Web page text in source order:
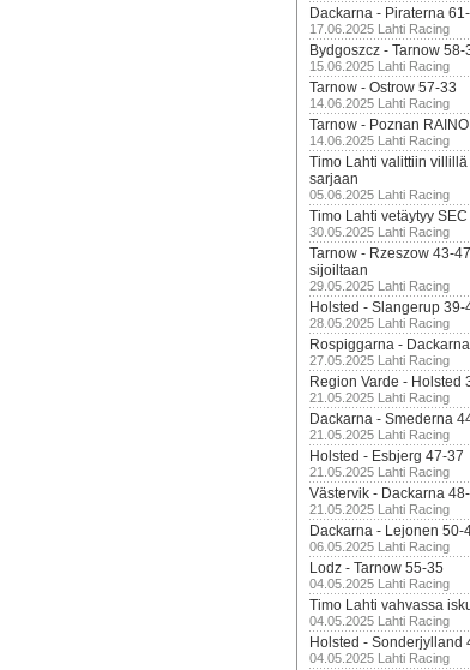
Dackarna - Piraterna
17.06.2025 Lahti Racing
Bydgoszcz - Tarnow 58-
15.06.2025 Lahti Racing
Tarnow - Ostrow 57-33
14.06.2025 Lahti Racing
Tarnow - Poznan
14.06.2025 Lahti Racing
Timo Lahti valittiin
sarjaan
05.06.2025 Lahti Racing
Timo Lahti vetäytyy
30.05.2025 Lahti Racing
Tarnow - Rzeszow 43-
sijoiltaan
29.05.2025 Lahti Racing
Holsted - Slangerup
28.05.2025 Lahti Racing
Rospiggarna -
27.05.2025 Lahti Racing
Region Varde - Holsted
21.05.2025 Lahti Racing
Dackarna - Smederna
21.05.2025 Lahti Racing
Holsted - Esbjerg 47-37
21.05.2025 Lahti Racing
Västervik - Dackarna
21.05.2025 Lahti Racing
Dackarna - Lejonen 50-
06.05.2025 Lahti Racing
Lodz - Tarnow 55-35
04.05.2025 Lahti Racing
Timo Lahti vahvassa
04.05.2025 Lahti Racing
Holsted - Sonderjylland
04.05.2025 Lahti Racing